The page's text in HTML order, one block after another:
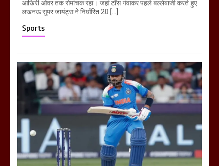
आखिरी ओवर तक रोमांचक रहा। जहां टॉस गंवाकर पहले बल्लेबाजी करते हुए
लखनऊ सुपर जायंट्स ने निर्धारित 20 […]
Sports